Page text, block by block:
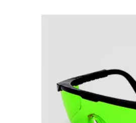
Mẫu máy đánh
Kính
Ngăn chặn hiệu quả các